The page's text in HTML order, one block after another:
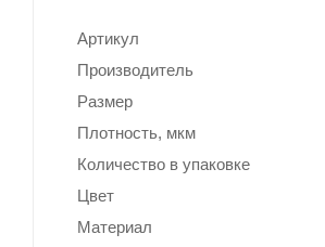
Артикул
Производитель
Размер
Плотность, мкм
Количество в упаковке
Цвет
Материал